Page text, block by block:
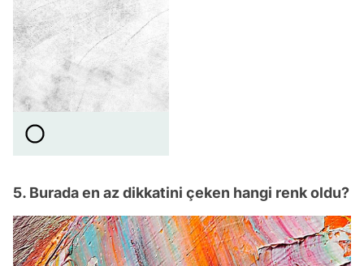
5. Burada en az dikkatini çeken hangi renk oldu?